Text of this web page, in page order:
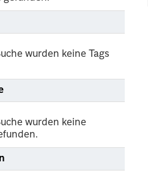
wurden keine Tags
wurden keine